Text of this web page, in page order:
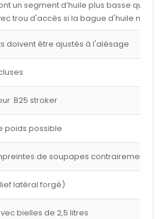
un segment d’huile plus basse que
trou d'accès si la bague d'huile
doivent être ajustés à l'alésage
B25 stroker
poids possible
de soupapes contrairement à
latéral forgé)
bielles de 2,5 litres